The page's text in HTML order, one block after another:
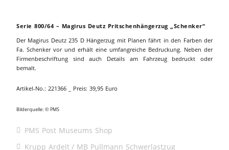
Serie 800/64 – Magirus Deutz Pritschenhängerzug „Schenker“
Der Magirus Deutz 235 D Hängerzug mit Planen fährt in den Farben der
Fa. Schenker vor und erhält eine umfangreiche Bedruckung. Neben der
Firmenbeschriftung sind auch Details am Fahrzeug bedruckt oder
bemalt.
Artikel-No.: 221366 _ Preis: 39,95 Euro
Bilderquelle: © PMS
PMS Post Museums Shop
Krupp Ardelt
MB Pullmann Schwerlastzug